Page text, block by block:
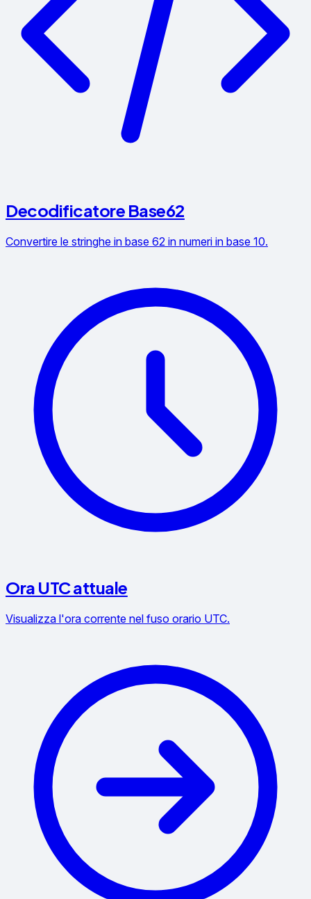
Decodificatore Base62
Convertire le stringhe in base 62 in numeri in base 10.
Ora UTC attuale
Visualizza l'ora corrente nel fuso orario UTC.